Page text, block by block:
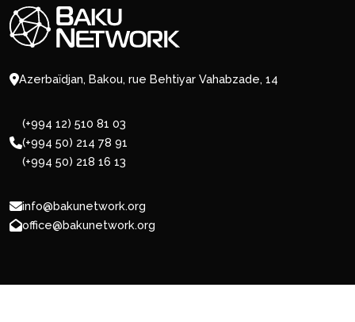
Azerbaïdjan, Bakou, rue Behtiyar Vahabzade, 14
(+994 12) 510 81 03
(+994 50) 214 78 91
(+994 50) 218 16 13
info@bakunetwork.org
office@bakunetwork.org